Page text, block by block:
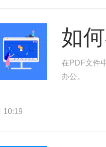
如
在PDF文件
办公。
10:19